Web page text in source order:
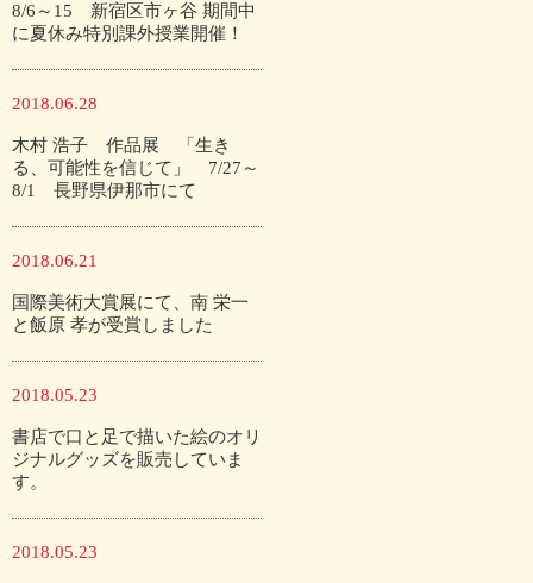
8/6～15 新宿区市ヶ谷 期間中
に夏休み特別課外授業開催！
2018.06.28
木村 浩子 作品展 「生き
る、可能性を信じて」 7/27～
8/1 長野県伊那市にて
2018.06.21
国際美術大賞展にて、南 栄一
と飯原 孝が受賞しました
2018.05.23
書店で口と足で描いた絵のオリ
ジナルグッズを販売していま
す。
2018.05.23